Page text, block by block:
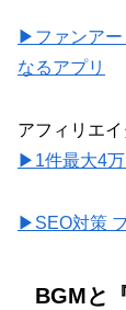
▶ファンア
なるアプリ
アフィリエ
▶1件最大4万
▶SEO対策
BGMと